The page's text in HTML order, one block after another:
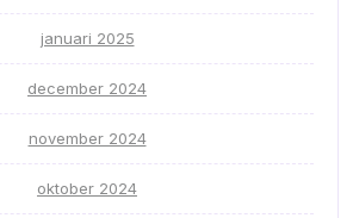
januari 2025
december 2024
november 2024
oktober 2024